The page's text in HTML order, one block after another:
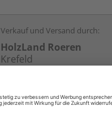
Verkauf und Versand durch:
HolzLand Roeren
Krefeld
Online bestellen